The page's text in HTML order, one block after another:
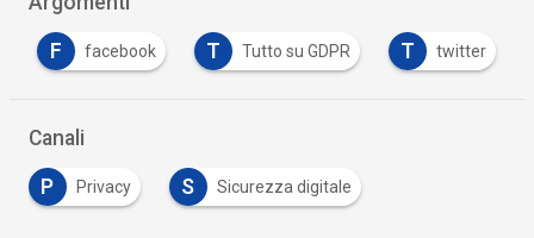
F facebook T Tutto su GDPR T twitter
Canali
P Privacy S Sicurezza digitale